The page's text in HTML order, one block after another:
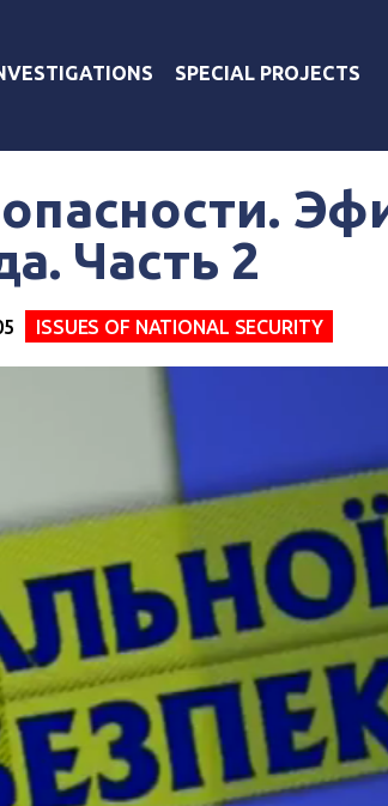
SPECIAL PROJECTS
Часть 2
ISSUES OF NATIONAL SECURITY